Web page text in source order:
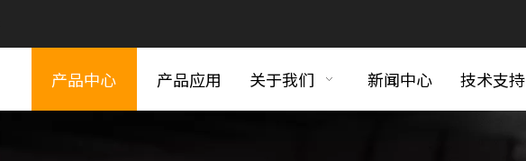
产品中心 产品应用 关于我们 新闻中心 技术支持